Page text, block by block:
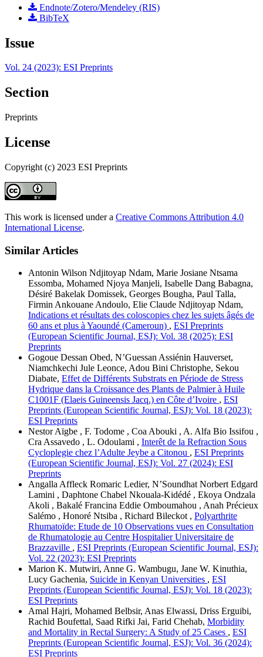
Endnote/Zotero/Mendeley (RIS)
BibTeX
Issue
Vol. 24 (2023): ESI Preprints
Section
Preprints
License
Copyright (c) 2023 ESI Preprints
This work is licensed under a Creative Commons Attribution 4.0
International License.
Similar Articles
Antonin Wilson Ndjitoyap Ndam, Marie Josiane Ntsama
Essomba, Mohamed Njoya Manjeli, Isabelle Dang Babagna,
Désiré Bakelak Domissek, Georges Bougha, Paul Talla,
Firmin Ankouane Andoulo, Elie Claude Ndjitoyap Ndam,
Indications et résultats des coloscopies chez les sujets âgés de
60 ans et plus à Yaoundé (Cameroun) , ESI Preprints
(European Scientific Journal, ESJ): Vol. 38 (2025): ESI
Preprints
Gogoue Dessan Obed, N’Guessan Assiénin Hauverset,
Niamchkechi Jule Leonce, Adou Bini Christophe, Sekou
Diabate, Effet de Différents Substrats en Période de Stress
Hydrique dans la Croissance des Plants de Palmier à Huile
C1001F (Elaeis Guineensis Jacq.) en Côte d’Ivoire , ESI
Preprints (European Scientific Journal, ESJ): Vol. 18 (2023):
ESI Preprints
Nestor Aïgbe , F. Todome , Coa Abouki , A. Alfa Bio Issifou ,
Cra Assavedo , L. Odoulami , Interêt de la Refraction Sous
Cycloplegie chez l’Adulte Jeybe a Citonou , ESI Preprints
(European Scientific Journal, ESJ): Vol. 27 (2024): ESI
Preprints
Angalla Affleck Romaric Ledier, N’Soundhat Norbert Edgard
Lamini , Daphtone Chabel Nkouala-Kidédé , Ekoya Ondzala
Akoli , Bakalé Francina Eddie Omboumahou , Anah Précieux
Salémo , Honoré Ntsiba , Richard Bileckot , Polyarthrite
Rhumatoïde: Etude de 10 Observations vues en Consultation
de Rhumatologie au Centre Hospitalier Universitaire de
Brazzaville , ESI Preprints (European Scientific Journal, ESJ):
Vol. 22 (2023): ESI Preprints
Marion K. Mutwiri, Anne G. Wambugu, Jane W. Kinuthia,
Lucy Gachenia, Suicide in Kenyan Universities , ESI
Preprints (European Scientific Journal, ESJ): Vol. 18 (2023):
ESI Preprints
Amal Hajri, Mohamed Belbsir, Anas Elwassi, Driss Erguibi,
Rachid Boufettal, Saad Rifki Jai, Farid Chehab, Morbidity
and Mortality in Rectal Surgery: A Study of 25 Cases , ESI
Preprints (European Scientific Journal, ESJ): Vol. 36 (2024):
ESI Preprints